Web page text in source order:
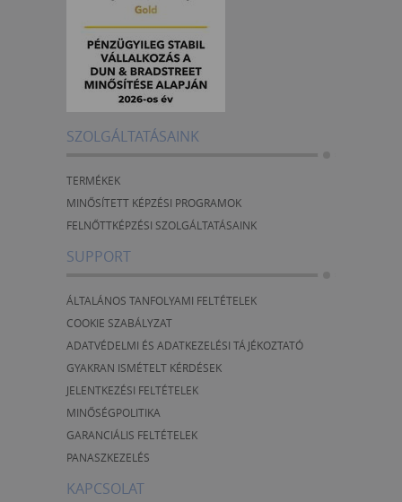
SZOLGÁLTATÁSAINK
TERMÉKEK
MINŐSÍTETT KÉPZÉSI PROGRAMOK
FELNŐTTKÉPZÉSI SZOLGÁLTATÁSAINK
SUPPORT
ÁLTALÁNOS TANFOLYAMI FELTÉTELEK
COOKIE SZABÁLYZAT
ADATVÉDELMI ÉS ADATKEZELÉSI TÁJÉKOZTATÓ
GYAKRAN ISMÉTELT KÉRDÉSEK
JELENTKEZÉSI FELTÉTELEK
MINŐSÉGPOLITIKA
GARANCIÁLIS FELTÉTELEK
PANASZKEZELÉS
KAPCSOLAT